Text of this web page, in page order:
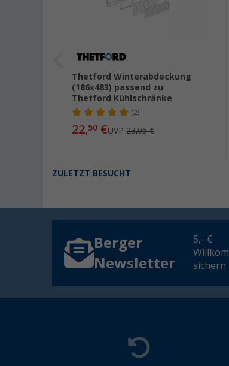
Thetford Winterabdeckung
(186x483) passend zu
Thetford Kühlschränke
(2)
22,50 €UVP23,95 €
ZULETZT BESUCHT
Berger
Newsletter
5,- €
sichern